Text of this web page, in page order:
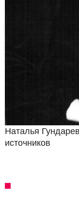
Наталья
источников